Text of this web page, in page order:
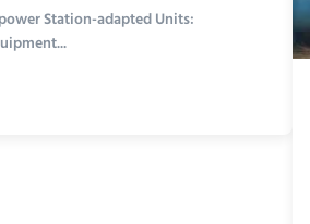
Station-adapted Units: